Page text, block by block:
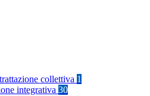
collettiva 1
integrativa 30